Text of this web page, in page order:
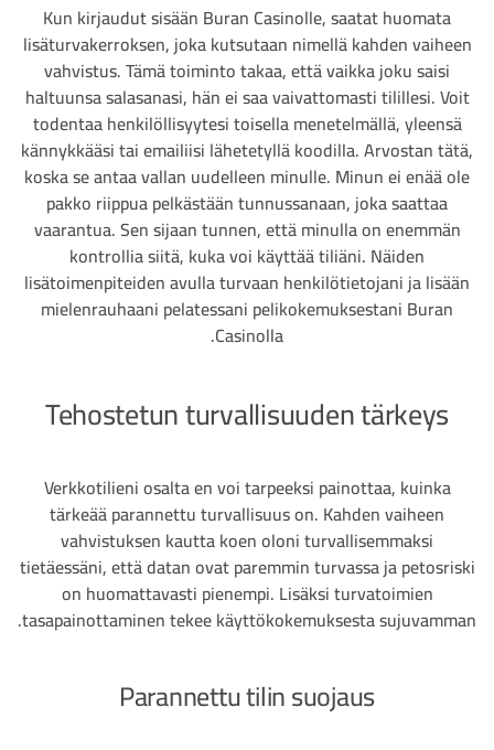
Kun kirjaudut sisään Buran Casinolle, saatat huomata
lisäturvakerroksen, joka kutsutaan nimellä kahden vaiheen
vahvistus. Tämä toiminto takaa, että vaikka joku saisi
haltuunsa salasanasi, hän ei saa vaivattomasti tilillesi. Voit
todentaa henkilöllisyytesi toisella menetelmällä, yleensä
kännykkääsi tai emailiisi lähetetyllä koodilla. Arvostan tätä,
koska se antaa vallan uudelleen minulle. Minun ei enää ole
pakko riippua pelkästään tunnussanaan, joka saattaa
vaarantua. Sen sijaan tunnen, että minulla on enemmän
kontrollia siitä, kuka voi käyttää tiliäni. Näiden
lisätoimenpiteiden avulla turvaan henkilötietojani ja lisään
mielenrauhaani pelatessani pelikokemuksestani Buran
Casinolla.
Tehostetun turvallisuuden tärkeys
Verkkotilieni osalta en voi tarpeeksi painottaa, kuinka
tärkeää parannettu turvallisuus on. Kahden vaiheen
vahvistuksen kautta koen oloni turvallisemmaksi
tietäessäni, että datan ovat paremmin turvassa ja petosriski
on huomattavasti pienempi. Lisäksi turvatoimien
tasapainottaminen tekee käyttökokemuksesta sujuvamman.
Parannettu tilin suojaus